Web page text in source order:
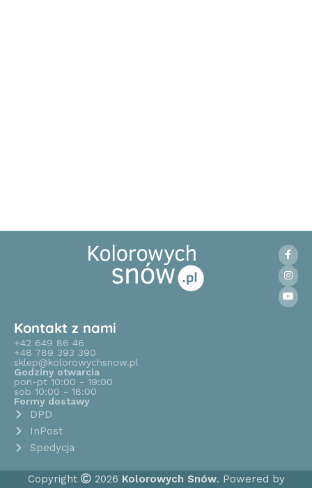
Kontakt z nami
+42 649 86 46
+48 789 393 390
sklep@kolorowychsnow.pl
Godziny otwarcia
pon-pt 10:00 - 19:00
sob 10:00 - 18:00
Formy dostawy
DPD
InPost
Spedycja
Copyright 2026 Kolorowych Snów. Powered by